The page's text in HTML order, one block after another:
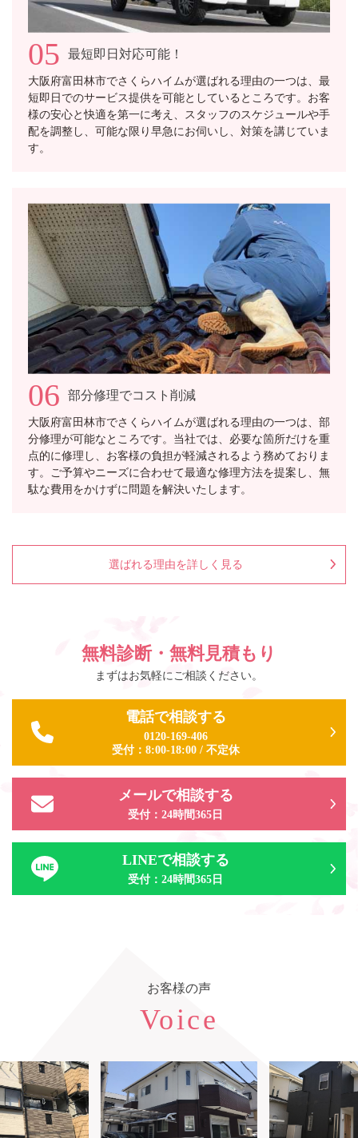
05 最短即日対応可能！
大阪府富田林市でさくらハイムが選ばれる理由の一つは、最
短即日でのサービス提供を可能としているところです。お客
様の安心と快適を第一に考え、スタッフのスケジュールや手
配を調整し、可能な限り早急にお伺いし、対策を講じていま
す。
06 部分修理でコスト削減
大阪府富田林市でさくらハイムが選ばれる理由の一つは、部
分修理が可能なところです。当社では、必要な箇所だけを重
点的に修理し、お客様の負担が軽減されるよう務めておりま
す。ご予算やニーズに合わせて最適な修理方法を提案し、無
駄な費用をかけずに問題を解決いたします。
選ばれる理由を詳しく見る
無料診断・無料見積もり
まずはお気軽にご相談ください。
電話で相談する
0120-169-406
受付： 8:00-18:00/ 不定休
メールで相談する
受付：24時間365日
LINEで相談する
受付：24時間365日
お客様の声
Voice